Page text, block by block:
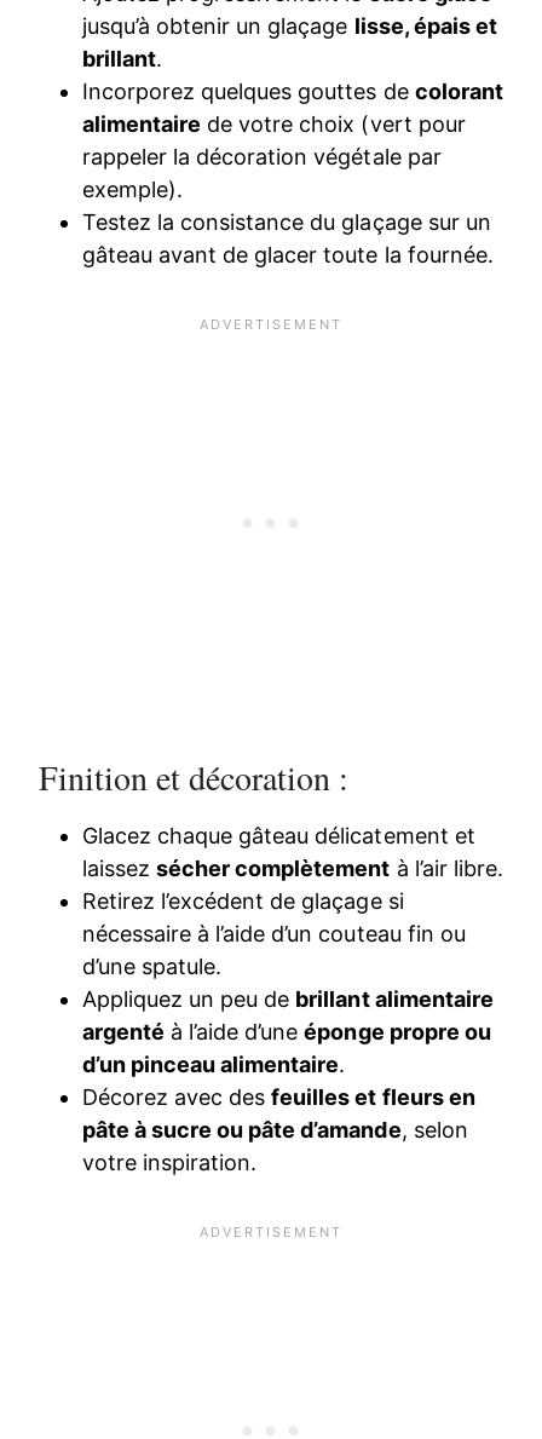
jusqu’à obtenir un glaçage lisse, épais et
brillant.
Incorporez quelques gouttes de colorant
alimentaire de votre choix (vert pour
rappeler la décoration végétale par
exemple).
Testez la consistance du glaçage sur un
gâteau avant de glacer toute la fournée.
Finition et décoration :
Glacez chaque gâteau délicatement et
laissezsécher complètement à l’air libre.
Retirez l’excédent de glaçage si
nécessaire à l’aide d’un couteau fin ou
d’une spatule.
Appliquez un peu de brillant alimentaire
argenté à l’aide d’uneéponge propre ou
d’un pinceau alimentaire.
Décorez avec desfeuilles et fleurs en
pâte à sucre ou pâte d’amande, selon
votre inspiration.